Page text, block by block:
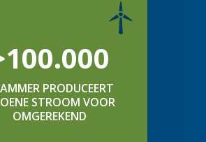
PRODUCEERT
STROOM VOOR
OMGEREKEND